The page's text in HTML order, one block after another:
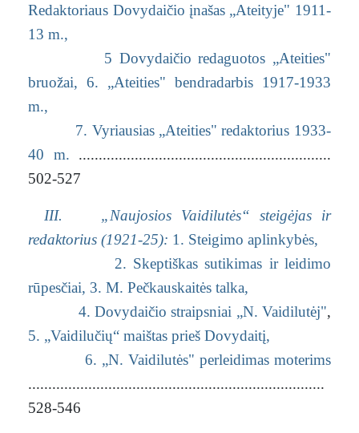
Redaktoriaus Dovydaičio įnašas „Ateityje" 1911-
13 m.,
5 Dovydaičio redaguotos „Ateities"
bruožai, 6. „Ateities" bendradarbis 1917-1933
m.,
7. Vyriausias „Ateities" redaktorius 1933-
40 m. ...............................................................
502-527
III. „Naujosios Vaidilutės“ steigėjas ir
redaktorius (1921-25): 1. Steigimo aplinkybės,
2. Skeptiškas sutikimas ir leidimo
rūpesčiai, 3. M. Pečkauskaitės talka,
4. Dovydaičio straipsniai „N. Vaidilutėj",
5. „Vaidilučių“ maištas prieš Dovydaitį,
6. „N. Vaidilutės" perleidimas moterims
..........................................................................
528-546